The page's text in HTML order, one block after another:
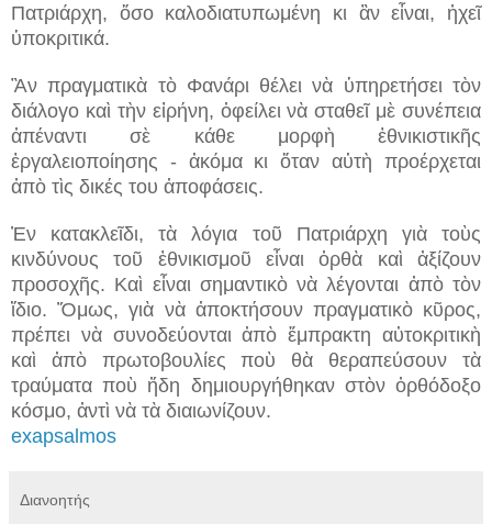
Πατριάρχη, ὅσο καλοδιατυπωμένη κι ἂν εἶναι, ἠχεῖ
ὑποκριτικά.
Ἂν πραγματικὰ τὸ Φανάρι θέλει νὰ ὑπηρετήσει τὸν
διάλογο καὶ τὴν εἰρήνη, ὀφείλει νὰ σταθεῖ μὲ συνέπεια
ἀπέναντι σὲ κάθε μορφὴ ἐθνικιστικῆς
ἐργαλειοποίησης - ἀκόμα κι ὅταν αὐτὴ προέρχεται
ἀπὸ τὶς δικές του ἀποφάσεις.
Ἐν κατακλεῖδι, τὰ λόγια τοῦ Πατριάρχη γιὰ τοὺς
κινδύνους τοῦ ἐθνικισμοῦ εἶναι ὀρθὰ καὶ ἀξίζουν
προσοχῆς. Καὶ εἶναι σημαντικὸ νὰ λέγονται ἀπὸ τὸν
ἴδιο. Ὅμως, γιὰ νὰ ἀποκτήσουν πραγματικὸ κῦρος,
πρέπει νὰ συνοδεύονται ἀπὸ ἔμπρακτη αὐτοκριτικὴ
καὶ ἀπὸ πρωτοβουλίες ποὺ θὰ θεραπεύσουν τὰ
τραύματα ποὺ ἤδη δημιουργήθηκαν στὸν ὀρθόδοξο
κόσμο, ἀντὶ νὰ τὰ διαιωνίζουν.
exapsalmos
Διανοητής